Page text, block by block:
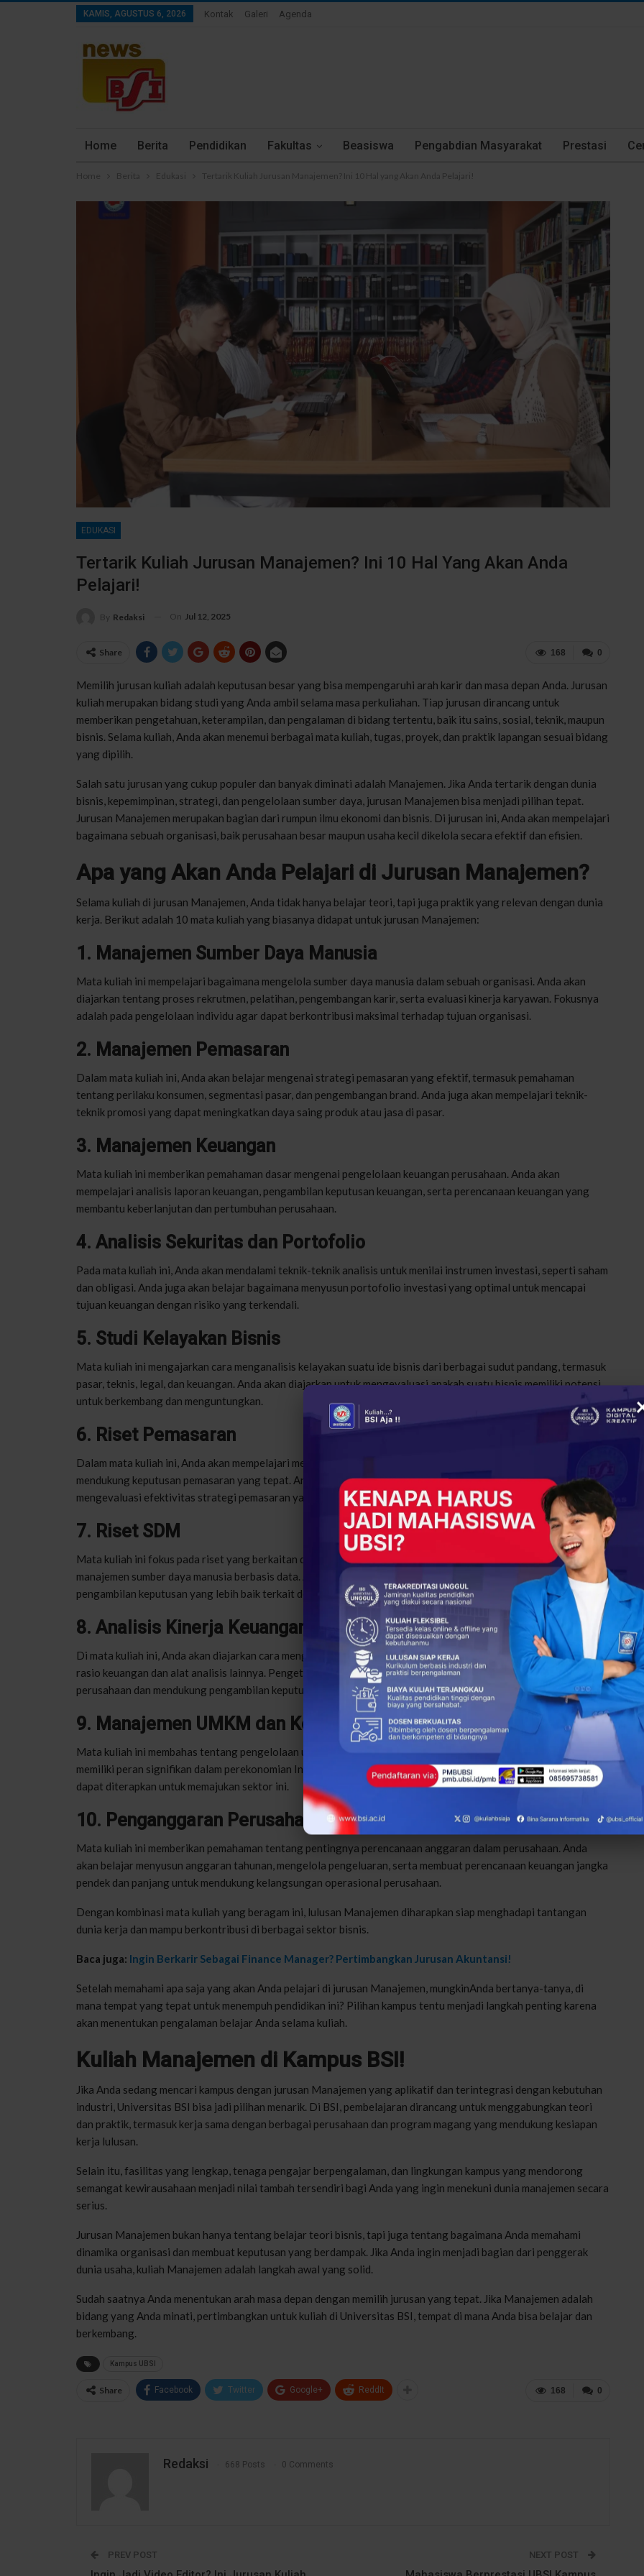
KAMIS, AGUSTUS 6, 2026 Kontak Galeri Agenda
Home Berita Pendidikan Fakultas Beasiswa Pengabdian Masyarakat Prestasi
Home Berita Edukasi Tertarik Kuliah Jurusan Manajemen? Ini 10 Hal yang Akan Anda Pelajari!
EDUKASI
Tertarik Kuliah Jurusan Manajemen? Ini 10 Hal Yang Akan Anda
Pelajari!
By Redaksi On Jul 12, 2025
0
168
Share
Memilih jurusan kuliah adalah keputusan besar yang bisa mempengaruhi arah karir dan masa depan Anda. Jurusan
kuliah merupakan bidang studi yang Anda ambil selama masa perkuliahan. Tiap jurusan dirancang untuk
memberikan pengetahuan, keterampilan, dan pengalaman di bidang tertentu, baik itu sains, sosial, teknik, maupun
bisnis. Selama kuliah, Anda akan menemui berbagai mata kuliah, tugas, proyek, dan praktik lapangan sesuai bidang
yang dipilih.
Salah satu jurusan yang cukup populer dan banyak diminati adalah Manajemen. Jika Anda tertarik dengan dunia
bisnis, kepemimpinan, strategi, dan pengelolaan sumber daya, jurusan Manajemen bisa menjadi pilihan tepat.
Jurusan Manajemen merupakan bagian dari rumpun ilmu ekonomi dan bisnis. Di jurusan ini, Anda akan mempelajari
bagaimana sebuah organisasi, baik perusahaan besar maupun usaha kecil dikelola secara efektif dan efisien.
Apa yang Akan Anda Pelajari di Jurusan Manajemen?
Selama kuliah di jurusan Manajemen, Anda tidak hanya belajar teori, tapi juga praktik yang relevan dengan dunia
kerja. Berikut adalah 10 mata kuliah yang biasanya didapat untuk jurusan Manajemen:
1. Manajemen Sumber Daya Manusia
Mata kuliah ini mempelajari bagaimana mengelola sumber daya manusia dalam sebuah organisasi. Anda akan
diajarkan tentang proses rekrutmen, pelatihan, pengembangan karir, serta evaluasi kinerja karyawan. Fokusnya
adalah pada pengelolaan individu agar dapat berkontribusi maksimal terhadap tujuan organisasi.
2. Manajemen Pemasaran
Dalam mata kuliah ini, Anda akan belajar mengenai strategi pemasaran yang efektif, termasuk pemahaman
tentang perilaku konsumen, segmentasi pasar, dan pengembangan brand. Anda juga akan mempelajari teknik-
teknik promosi yang dapat meningkatkan daya saing produk atau jasa di pasar.
3. Manajemen Keuangan
Mata kuliah ini memberikan pemahaman dasar mengenai pengelolaan keuangan perusahaan. Anda akan
mempelajari analisis laporan keuangan, pengambilan keputusan keuangan, serta perencanaan keuangan yang
membantu keberlanjutan dan pertumbuhan perusahaan.
4. Analisis Sekuritas dan Portofolio
Pada mata kuliah ini, Anda akan mendalami teknik-teknik analisis untuk menilai instrumen investasi, seperti saham
dan obligasi. Anda juga akan belajar bagaimana menyusun portofolio investasi yang optimal untuk mencapai
tujuan keuangan dengan risiko yang terkendali.
5. Studi Kelayakan Bisnis
Mata kuliah ini mengajarkan cara menganalisis kelayakan suatu ide bisnis dari berbagai sudut pandang, termasuk
pasar, teknis, legal, dan keuangan. Anda akan diajarkan untuk mengevaluasi apakah suatu bisnis memiliki potensi
untuk berkembang dan menguntungkan.
6. Riset Pemasaran
Dalam mata kuliah ini, Anda akan mempelajari metode pengumpulan dan analisis data yang diperlukan untuk
mendukung keputusan pemasaran yang tepat. Anda akan diajarkan cara mengidentifikasi kebutuhan pasar dan
mengevaluasi efektivitas strategi pemasaran yang diterapkan.
7. Riset SDM
Mata kuliah ini fokus pada riset yang berkaitan dengan perilaku karyawan, budaya organisasi, dan sistem
manajemen sumber daya manusia berbasis data. Anda akan mempelajari bagaimana riset dapat membantu dalam
pengambilan keputusan yang lebih baik terkait dengan pengelolaan karyawan.
8. Analisis Kinerja Keuangan
Di mata kuliah ini, Anda akan diajarkan cara mengevaluasi kinerja keuangan perusahaan melalui penggunaan
rasio keuangan dan alat analisis lainnya. Pengetahuan ini penting untuk mengukur kesehatan keuangan
perusahaan dan mendukung pengambilan keputusan manajerial.
9. Manajemen UMKM dan Koperasi
Mata kuliah ini membahas tentang pengelolaan usaha mikro, kecil, dan menengah (UMKM) serta koperasi, yang
memiliki peran signifikan dalam perekonomian Indonesia. Anda akan mempelajari tantangan serta strategi yang
dapat diterapkan untuk memajukan sektor ini.
10. Penganggaran Perusahaan
Mata kuliah ini memberikan pemahaman tentang pentingnya perencanaan anggaran dalam perusahaan. Anda
akan belajar menyusun anggaran tahunan, mengelola pengeluaran, serta membuat perencanaan keuangan jangka
pendek dan panjang untuk mendukung kelangsungan operasional perusahaan.
Dengan kombinasi mata kuliah yang beragam ini, lulusan Manajemen diharapkan siap menghadapi tantangan
dunia kerja dan mampu berkontribusi di berbagai sektor bisnis.
Baca juga: Ingin Berkarir Sebagai Finance Manager? Pertimbangkan Jurusan Akuntansi!
Setelah memahami apa saja yang akan Anda pelajari di jurusan Manajemen, mungkinAnda bertanya-tanya, di
mana tempat yang tepat untuk menempuh pendidikan ini? Pilihan kampus tentu menjadi langkah penting karena
akan menentukan pengalaman belajar Anda selama kuliah.
Kuliah Manajemen di Kampus BSI!
Jika Anda sedang mencari kampus dengan jurusan Manajemen yang aplikatif dan terintegrasi dengan kebutuhan
industri, Universitas BSI bisa jadi pilihan menarik. Di BSI, pembelajaran dirancang untuk menggabungkan teori
dan praktik, termasuk kerja sama dengan berbagai perusahaan dan program magang yang mendukung kesiapan
kerja lulusan.
Selain itu, fasilitas yang lengkap, tenaga pengajar berpengalaman, dan lingkungan kampus yang mendorong
semangat kewirausahaan menjadi nilai tambah tersendiri bagi Anda yang ingin menekuni dunia manajemen secara
serius.
Jurusan Manajemen bukan hanya tentang belajar teori bisnis, tapi juga tentang bagaimana Anda memahami
dinamika organisasi dan membuat keputusan yang berdampak. Jika Anda ingin menjadi bagian dari penggerak
dunia usaha, kuliah Manajemen adalah langkah awal yang solid.
Sudah saatnya Anda menentukan arah masa depan dengan memilih jurusan yang tepat. Jika Manajemen adalah
bidang yang Anda minati, pertimbangkan untuk kuliah di Universitas BSI, tempat di mana Anda bisa belajar dan
berkembang.
Kampus UBSI
0
168
Share Facebook Twitter Google+ ReddIt
Redaksi 668 Posts 0 Comments
PREV POST NEXT POST